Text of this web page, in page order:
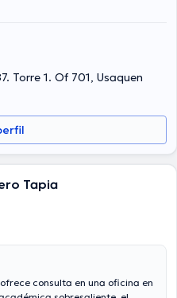
Torre 1. Of 701, Usaquen
Tapia
consulta en una oficina en